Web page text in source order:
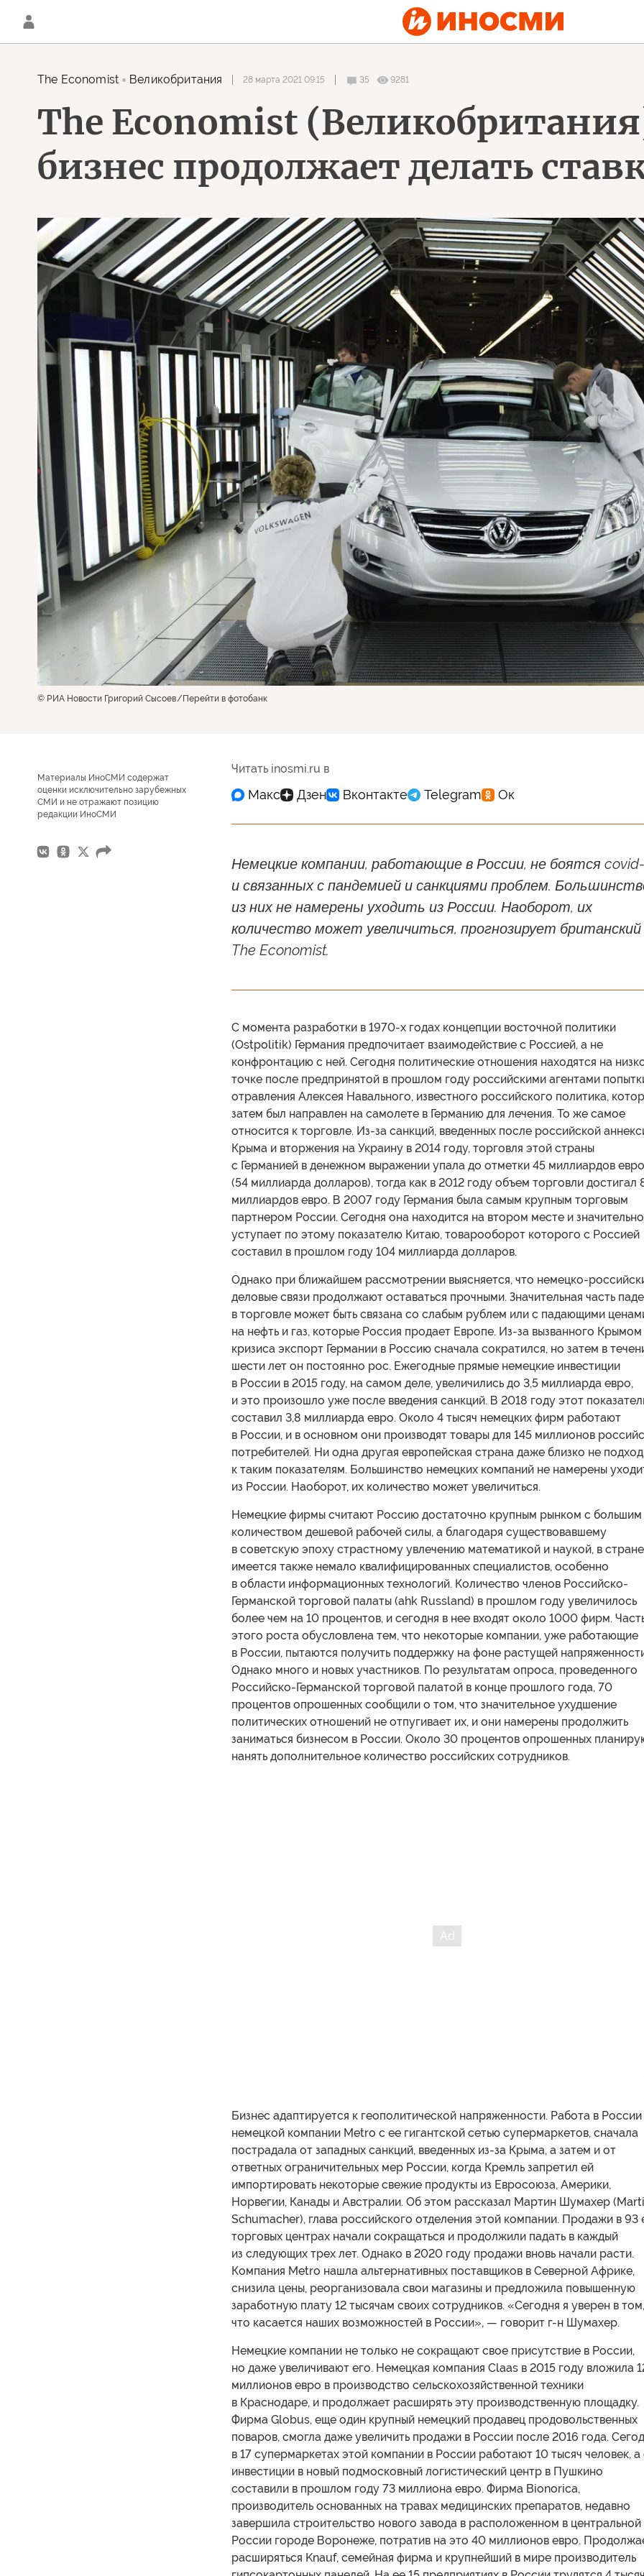
The Economist Великобритания 28 марта 2021 09:15 35 9281
The Economist
бизнес продолжает делать
© РИА Новости Григорий Сысоев Перейти в фотобанк
Материалы ИноСМИ содержат
оценки исключительно зарубежных
СМИ и не отражают позицию
редакции ИноСМИ
Читать inosmi.ru в
Немецкие компании, работающие в России, не боятся covid-
и связанных с пандемией и санкциями проблем.
из них не намерены уходить из России. Наоборот, их
количество может увеличиться, прогнозирует британский
The Economist.
С момента разработки в 1970-х годах концепции восточной политики
(Ostpolitik) Германия предпочитает взаимодействие с Россией, а не
конфронтацию с ней. Сегодня политические отношения находятся на
точке после предпринятой в прошлом году российскими агентами
отравления Алексея Навального, известного российского политика,
затем был направлен на самолете в Германию для лечения. То же самое
относится к торговле. Из-за санкций, введенных после российской
Крыма и вторжения на Украину в 2014 году, торговля этой страны
с Германией в денежном выражении упала до отметки 45 миллиардов евро
(54 миллиарда долларов), тогда как в 2012 году объем торговли достигал
миллиардов евро. В 2007 году Германия была самым крупным торговым
партнером России. Сегодня она находится на втором месте и значительно
уступает по этому показателю Китаю, товарооборот которого с Россией
составил в прошлом году 104 миллиарда долларов.
Однако при ближайшем рассмотрении выясняется, что немецко-
деловые связи продолжают оставаться прочными. Значительная часть
в торговле может быть связана со слабым рублем или с падающими
на нефть и газ, которые Россия продает Европе. Из-за вызванного Крымом
кризиса экспорт Германии в Россию сначала сократился, но затем в
шести лет он постоянно рос. Ежегодные прямые немецкие инвестиции
в России в 2015 году, на самом деле, увеличились до 3,5 миллиарда евро,
и это произошло уже после введения санкций. В 2018 году этот
составил 3,8 миллиарда евро. Около 4 тысяч немецких фирм работают
в России, и в основном они производят товары для 145 миллионов
потребителей. Ни одна другая европейская страна даже близко не
к таким показателям. Большинство немецких компаний не намерены
из России. Наоборот, их количество может увеличиться.
Немецкие фирмы считают Россию достаточно крупным рынком с большим
количеством дешевой рабочей силы, а благодаря существовавшему
в советскую эпоху страстному увлечению математикой и наукой, в стране
имеется также немало квалифицированных специалистов, особенно
в области информационных технологий. Количество членов Российско-
Германской торговой палаты (ahk Russland) в прошлом году увеличилось
более чем на 10 процентов, и сегодня в нее входят около 1000 фирм.
этого роста обусловлена тем, что некоторые компании, уже работающие
в России, пытаются получить поддержку на фоне растущей
Однако много и новых участников. По результатам опроса, проведенного
Российско-Германской торговой палатой в конце прошлого года, 70
процентов опрошенных сообщили о том, что значительное ухудшение
политических отношений не отпугивает их, и они намерены продолжить
заниматься бизнесом в России. Около 30 процентов опрошенных
нанять дополнительное количество российских сотрудников.
Бизнес адаптируется к геополитической напряженности. Работа в России
немецкой компании Metro с ее гигантской сетью супермаркетов, сначала
пострадала от западных санкций, введенных из-за Крыма, а затем и от
ответных ограничительных мер России, когда Кремль запретил ей
импортировать некоторые свежие продукты из Евросоюза, Америки,
Норвегии, Канады и Австралии. Об этом рассказал Мартин Шумахер
Schumacher), глава российского отделения этой компании. Продажи в 93
торговых центрах начали сокращаться и продолжили падать в каждый
из следующих трех лет. Однако в 2020 году продажи вновь начали расти.
Компания Metro нашла альтернативных поставщиков в Северной Африке,
снизила цены, реорганизовала свои магазины и предложила повышенную
заработную плату 12 тысячам своих сотрудников. «Сегодня я уверен в том,
что касается наших возможностей в России», — говорит г-н Шумахер.
Немецкие компании не только не сокращают свое присутствие в России,
но даже увеличивают его. Немецкая компания Claas в 2015 году вложила
миллионов евро в производство сельскохозяйственной техники
в Краснодаре, и продолжает расширять эту производственную площадку.
Фирма Globus, еще один крупный немецкий продавец продовольственных
поваров, смогла даже увеличить продажи в России после 2016 года.
в 17 супермаркетах этой компании в России работают 10 тысяч человек, а
инвестиции в новый подмосковный логистический центр в Пушкино
составили в прошлом году 73 миллиона евро. Фирма Bionorica,
производитель основанных на травах медицинских препаратов, недавно
завершила строительство нового завода в расположенном в центральной
России городе Воронеже, потратив на это 40 миллионов евро.
расширяться Knauf, семейная фирма и крупнейший в мире производитель